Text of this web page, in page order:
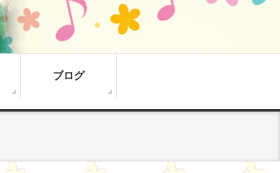
ブログ